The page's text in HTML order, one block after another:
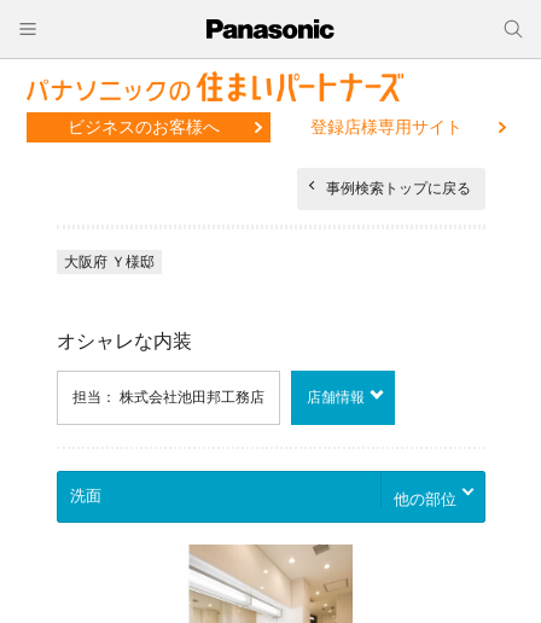
ビジネスのお客様へ 登録店様専用サイト
事例検索トップに戻る
大阪府 Ｙ様邸
オシャレな内装
担当： 株式会社池田邦工務店 店舗情報
他の部位